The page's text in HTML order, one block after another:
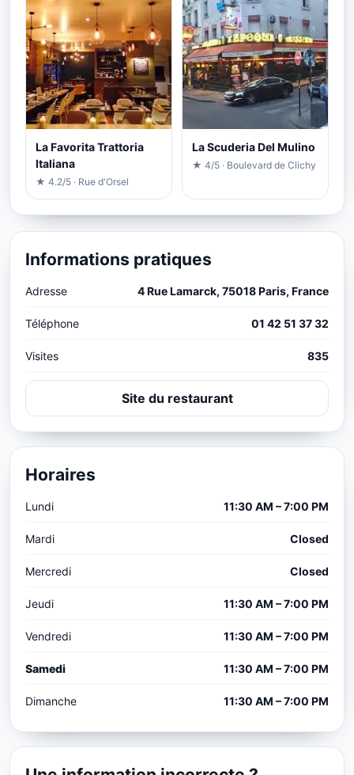
La Favorita Trattoria
Italiana
★ 4.2/5 · Rue d'Orsel
La Scuderia Del Mulino
★ 4/5 · Boulevard de Clichy
Informations pratiques
Adresse 4 Rue Lamarck, 75018 Paris, France
Téléphone 01 42 51 37 32
Visites 835
Site du restaurant
Horaires
Lundi 11:30 AM – 7:00 PM
Mardi Closed
Mercredi Closed
Jeudi 11:30 AM – 7:00 PM
Vendredi 11:30 AM – 7:00 PM
Samedi 11:30 AM – 7:00 PM
Dimanche 11:30 AM – 7:00 PM